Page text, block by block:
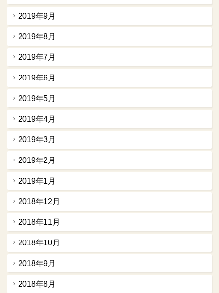
2019年9月
2019年8月
2019年7月
2019年6月
2019年5月
2019年4月
2019年3月
2019年2月
2019年1月
2018年12月
2018年11月
2018年10月
2018年9月
2018年8月